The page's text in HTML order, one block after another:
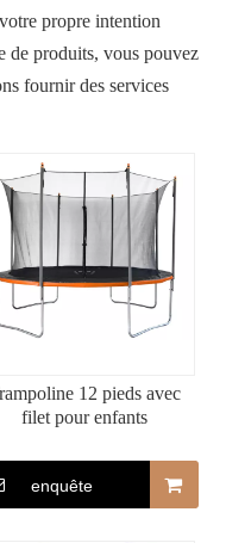
propre intention
de produits, vous pouvez
fournir des services
12 pieds avec
filet pour enfants
enquête